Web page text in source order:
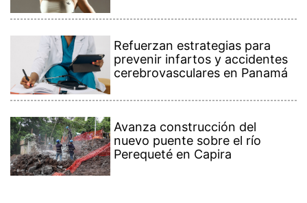
Refuerzan estrategias para
prevenir infartos y accidentes
cerebrovasculares en Panamá
Avanza construcción del
nuevo puente sobre el río
Perequeté en Capira